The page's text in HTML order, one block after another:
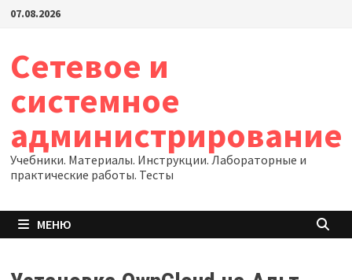
Перейти
07.08.2026
Сетевое и
системное
администрирование
Учебники. Материалы. Инструкции. Лабораторные и
практические работы. Тесты
МЕНЮ